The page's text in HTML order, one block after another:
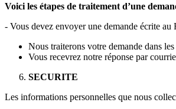
Voici les étapes de traitement d’une
- Vous devez envoyer une demande écrite au
Nous traiterons votre demande dans
Vous recevrez notre réponse par
SECURITE
Les informations personnelles que nous